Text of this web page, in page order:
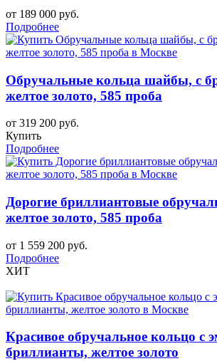
от 189 000 руб.
Подробнее
Обручальные кольца шайбы, с
желтое золото, 585 проба
от 319 200 руб.
Купить
Подробнее
Дорогие бриллиантовые
желтое золото, 585 проба
от 1 559 200 руб.
Подробнее
ХИТ
Красивое обручальное кольцо с
бриллианты, желтое золото